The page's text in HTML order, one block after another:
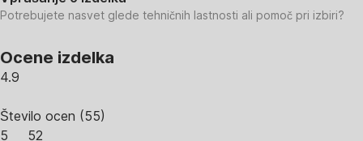
Potrebujete nasvet glede tehničnih lastnosti ali pomoč pri izbiri?
Ocene izdelka
4.9
Število ocen (55)
5
52